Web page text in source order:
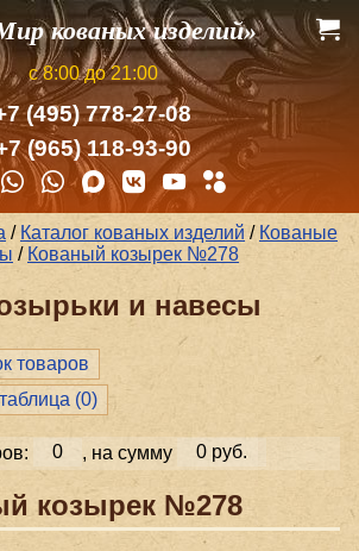
кованых изделий»
с 8:00 до 21:00
(495) 778-27-08
(965) 118-93-90
/ Каталог кованых изделий / Кованые
/ Кованый козырек №278
и навесы
товаров
(0)
0 , на сумму 0 руб.
козырек №278